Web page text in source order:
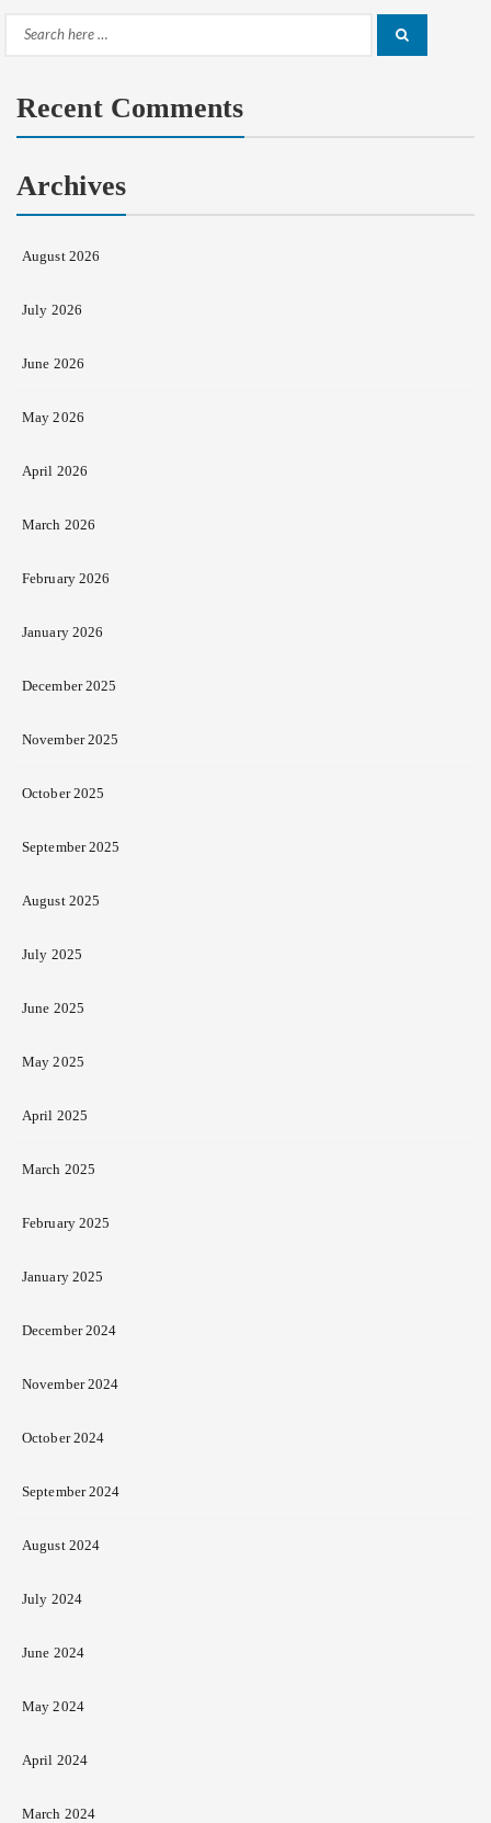
Search
Recent Comments
Archives
August 2026
July 2026
June 2026
May 2026
April 2026
March 2026
February 2026
January 2026
December 2025
November 2025
October 2025
September 2025
August 2025
July 2025
June 2025
May 2025
April 2025
March 2025
February 2025
January 2025
December 2024
November 2024
October 2024
September 2024
August 2024
July 2024
June 2024
May 2024
April 2024
March 2024